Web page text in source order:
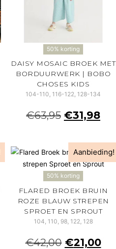
50% korting
DAISY MOSAIC BROEK MET
BORDUURWERK | BOBO
CHOSES KIDS
104-110, 116-122, 128-134
€63,95 €31,98
Aanbieding!
50% korting
FLARED BROEK BRUIN
ROZE BLAUW STREPEN
SPROET EN SPROUT
104, 110, 98, 122, 128
€42,00 €21,00